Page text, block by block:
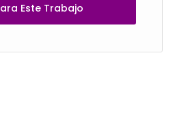
Este Trabajo